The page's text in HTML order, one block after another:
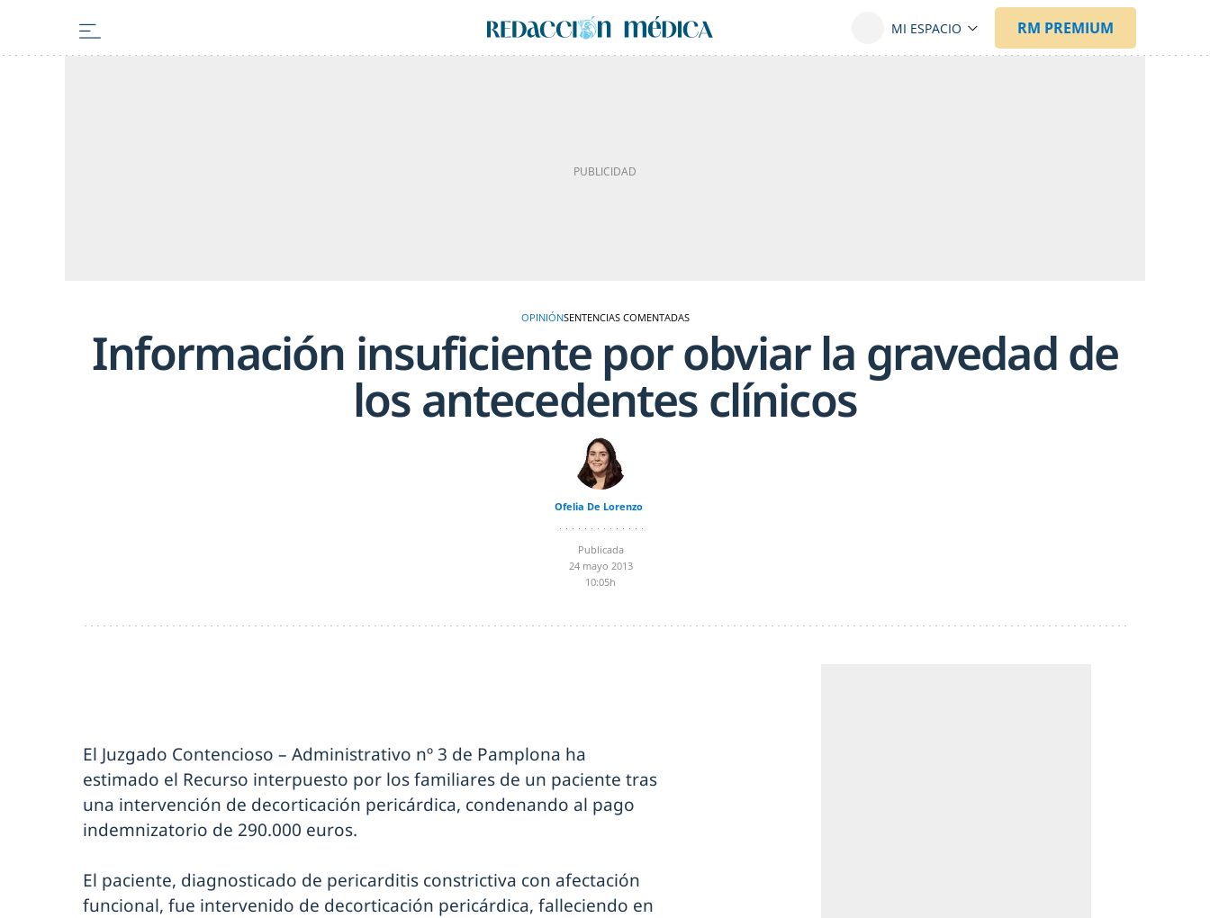
OPINIÓNSENTENCIAS COMENTADAS
Información insuficiente por obviar la gravedad de
los antecedentes clínicos
Ofelia De Lorenzo
Publicada
24 mayo 2013
10:05h
El Juzgado Contencioso – Administrativo nº 3 de Pamplona ha
estimado el Recurso interpuesto por los familiares de un paciente tras
una intervención de decorticación pericárdica, condenando al pago
indemnizatorio de 290.000 euros.
El paciente, diagnosticado de pericarditis constrictiva con afectación
funcional, fue intervenido de decorticación pericárdica, falleciendo en